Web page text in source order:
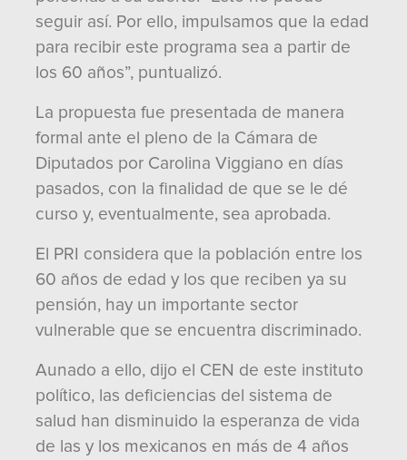
seguir así. Por ello, impulsamos que la edad
para recibir este programa sea a partir de
los 60 años”, puntualizó.
La propuesta fue presentada de manera
formal ante el pleno de la Cámara de
Diputados por Carolina Viggiano en días
pasados, con la finalidad de que se le dé
curso y, eventualmente, sea aprobada.
El PRI considera que la población entre los
60 años de edad y los que reciben ya su
pensión, hay un importante sector
vulnerable que se encuentra discriminado.
Aunado a ello, dijo el CEN de este instituto
político, las deficiencias del sistema de
salud han disminuido la esperanza de vida
de las y los mexicanos en más de 4 años